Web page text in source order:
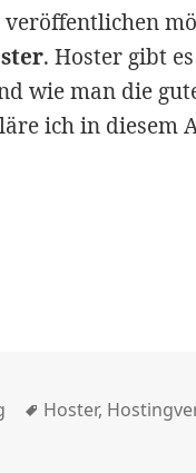
. Hoster gibt
wie man die
ich in diesem
Schlagwörter
Hoster,
optimale Hoster